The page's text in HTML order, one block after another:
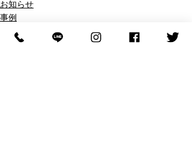
お知らせ
事例
修理事例